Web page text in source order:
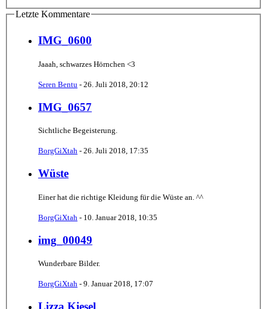
Letzte Kommentare
IMG_0600
Jaaah, schwarzes Hörnchen <3
Seren Bentu - 26. Juli 2018, 20:12
IMG_0657
Sichtliche Begeisterung.
BorgGiXtah - 26. Juli 2018, 17:35
Wüste
Einer hat die richtige Kleidung für die Wüste an. ^^
BorgGiXtah - 10. Januar 2018, 10:35
img_00049
Wunderbare Bilder.
BorgGiXtah - 9. Januar 2018, 17:07
Lizza Kiesel